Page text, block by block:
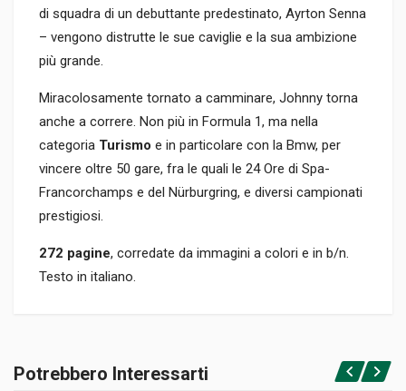
di squadra di un debuttante predestinato, Ayrton Senna
– vengono distrutte le sue caviglie e la sua ambizione
più grande.
Miracolosamente tornato a camminare, Johnny torna
anche a correre. Non più in Formula 1, ma nella
categoria Turismo e in particolare con la Bmw, per
vincere oltre 50 gare, fra le quali le 24 Ore di Spa-
Francorchamps e del Nürburgring, e diversi campionati
prestigiosi.
272 pagine, corredate da immagini a colori e in b/n.
Testo in italiano.
Rilegato
Accedi o registrati
Potrebbero Interessarti